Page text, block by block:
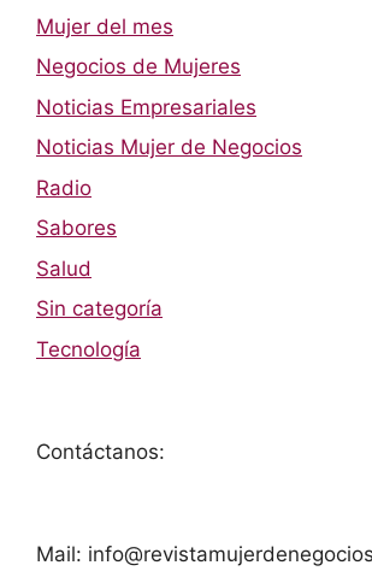
Mujer del mes
Negocios de Mujeres
Noticias Empresariales
Noticias Mujer de Negocios
Radio
Sabores
Salud
Sin categoría
Tecnología
Contáctanos:
Mail: